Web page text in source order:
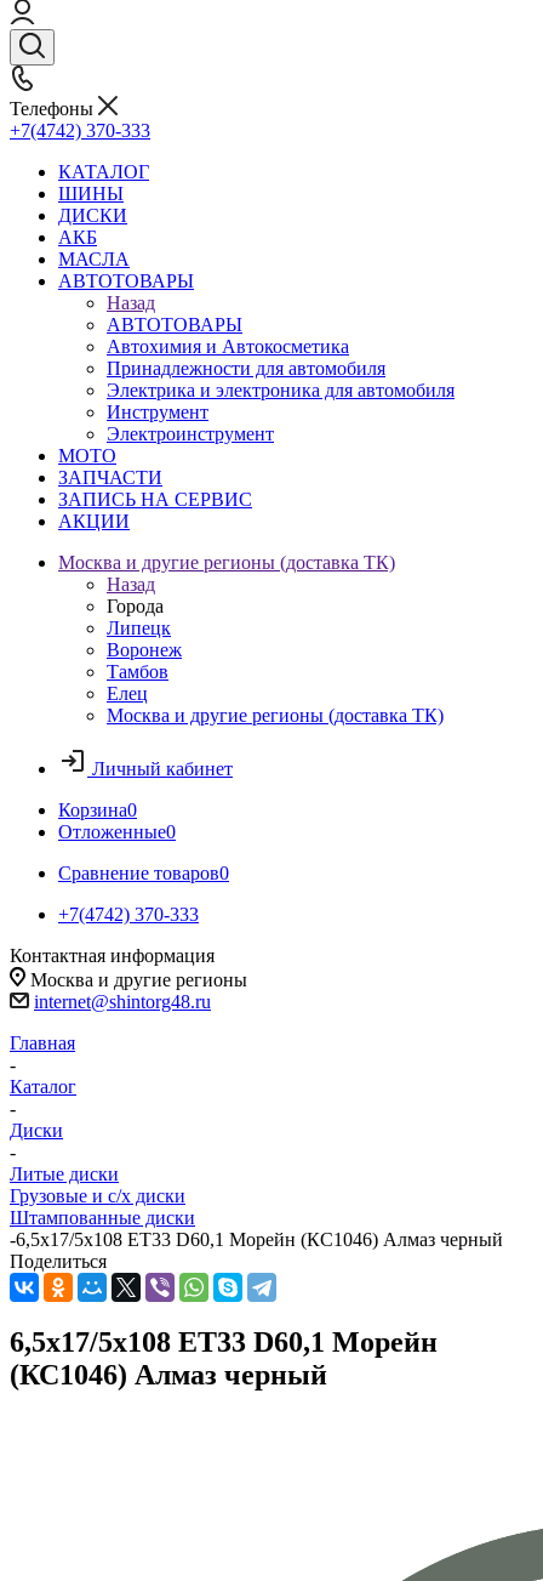
Телефоны
+7(4742) 370-333
КАТАЛОГ
ШИНЫ
ДИСКИ
АКБ
МАСЛА
АВТОТОВАРЫ
Назад
АВТОТОВАРЫ
Автохимия и Автокосметика
Принадлежности для автомобиля
Электрика и электроника для автомобиля
Инструмент
Электроинструмент
МОТО
ЗАПЧАСТИ
ЗАПИСЬ НА СЕРВИС
АКЦИИ
Москва и другие регионы (доставка ТК)
Назад
Города
Липецк
Воронеж
Тамбов
Елец
Москва и другие регионы (доставка ТК)
Личный кабинет
Корзина0
Отложенные0
Сравнение товаров0
+7(4742) 370-333
Контактная информация
Москва и другие регионы
internet@shintorg48.ru
Главная
-
Каталог
-
Диски
-
Литые диски
Грузовые и с/х диски
Штампованные диски
-6,5x17/5x108 ET33 D60,1 Морейн (КС1046) Алмаз черный
Поделиться
6,5x17/5x108 ET33 D60,1 Морейн
(КС1046) Алмаз черный